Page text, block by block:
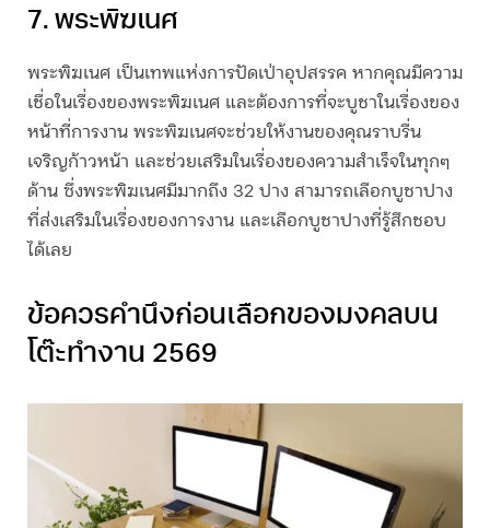
7. พระพิฆเนศ
พระพิฆเนศ เป็นเทพแห่งการปัดเป่าอุปสรรค หากคุณมีความ
เชื่อในเรื่องของพระพิฆเนศ และต้องการที่จะบูชาในเรื่องของ
หน้าที่การงาน พระพิฆเนศจะช่วยให้งานของคุณราบรื่น
เจริญก้าวหน้า และช่วยเสริมในเรื่องของความสำเร็จในทุกๆ
ด้าน ซึ่งพระพิฆเนศมีมากถึง 32 ปาง สามารถเลือกบูชาปาง
ที่ส่งเสริมในเรื่องของการงาน และเลือกบูชาปางที่รู้สึกชอบ
ได้เลย
ข้อควรคำนึงก่อนเลือกของมงคลบน
โต๊ะทำงาน 2569